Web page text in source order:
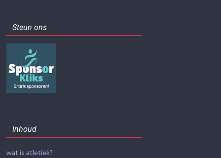
Steun ons
Inhoud
wat is atletiek?